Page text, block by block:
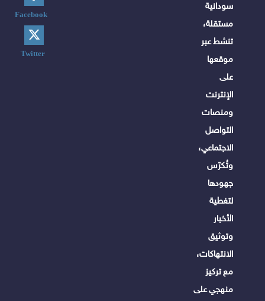
سودانية
مستقلة،
تنشط عبر
موقعها
على
الإنترنت
ومنصات
التواصل
الاجتماعي،
وتُكرّس
جهودها
لتغطية
الأخبار
وتوثيق
الانتهاكات،
مع تركيز
منهجي على
Facebook
Twitter